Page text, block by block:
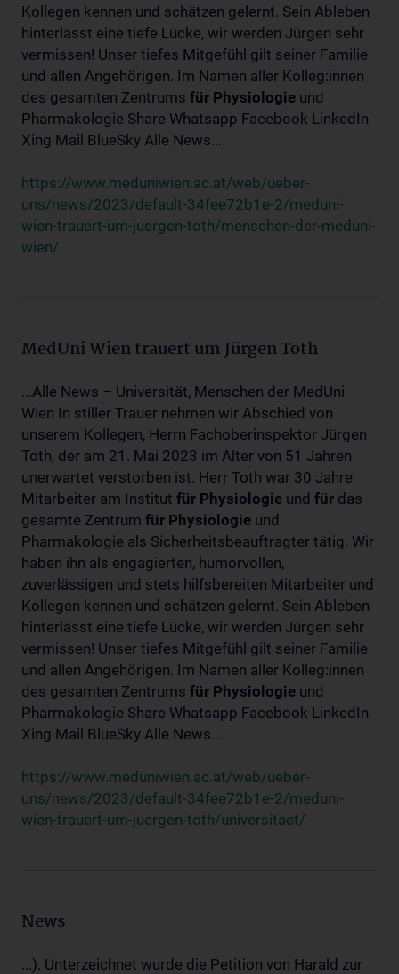
Kollegen kennen und schätzen gelernt. Sein Ableben
hinterlässt eine tiefe Lücke, wir werden Jürgen sehr
vermissen! Unser tiefes Mitgefühl gilt seiner Familie
und allen Angehörigen. Im Namen aller Kolleg:innen
des gesamten Zentrums für Physiologie und
Pharmakologie Share Whatsapp Facebook LinkedIn
Xing Mail BlueSky Alle News...
https://www.meduniwien.ac.at/web/ueber-
uns/news/2023/default-34fee72b1e-2/meduni-
wien-trauert-um-juergen-toth/menschen-der-meduni-
wien/
MedUni Wien trauert um Jürgen Toth
...Alle News – Universität, Menschen der MedUni
Wien In stiller Trauer nehmen wir Abschied von
unserem Kollegen, Herrn Fachoberinspektor Jürgen
Toth, der am 21. Mai 2023 im Alter von 51 Jahren
unerwartet verstorben ist. Herr Toth war 30 Jahre
Mitarbeiter am Institut für Physiologie und für das
gesamte Zentrum für Physiologie und
Pharmakologie als Sicherheitsbeauftragter tätig. Wir
haben ihn als engagierten, humorvollen,
zuverlässigen und stets hilfsbereiten Mitarbeiter und
Kollegen kennen und schätzen gelernt. Sein Ableben
hinterlässt eine tiefe Lücke, wir werden Jürgen sehr
vermissen! Unser tiefes Mitgefühl gilt seiner Familie
und allen Angehörigen. Im Namen aller Kolleg:innen
des gesamten Zentrums für Physiologie und
Pharmakologie Share Whatsapp Facebook LinkedIn
Xing Mail BlueSky Alle News...
https://www.meduniwien.ac.at/web/ueber-
uns/news/2023/default-34fee72b1e-2/meduni-
wien-trauert-um-juergen-toth/universitaet/
News
...). Unterzeichnet wurde die Petition von Harald zur